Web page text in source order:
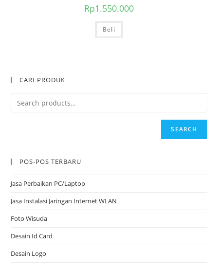
Rp1.550.000
Beli
CARI PRODUK
SEARCH
POS-POS TERBARU
Jasa Perbaikan PC/Laptop
Jasa Instalasi Jaringan Internet WLAN
Foto Wisuda
Desain Id Card
Desain Logo